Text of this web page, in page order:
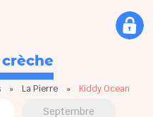
» La Pierre » Kiddy Ocean
Septembre